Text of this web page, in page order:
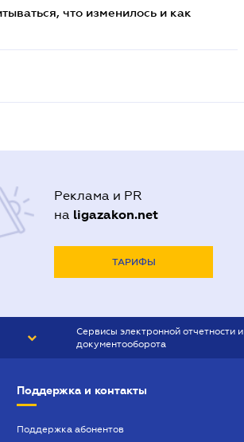
что изменилось и как
Реклама и PR
на ligazakon.net
ТАРИФЫ
Сервисы электронной отчетности и
документооборота
Поддержка и контакты
Поддержка абонентов